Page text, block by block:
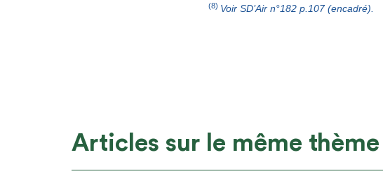
(8) Voir SD’Air n°182 p.107 (encadré).
Articles sur le même thème